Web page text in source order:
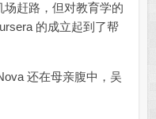
赶路，但对教育学的
的成立起到了帮
还在母亲腹中，吴